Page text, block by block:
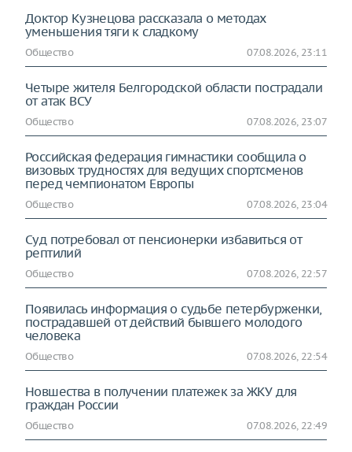
Доктор Кузнецова рассказала о методах
уменьшения тяги к сладкому
Общество 07.08.2026, 23:11
Четыре жителя Белгородской области пострадали
от атак ВСУ
Общество 07.08.2026, 23:07
Российская федерация гимнастики сообщила о
визовых трудностях для ведущих спортсменов
перед чемпионатом Европы
Общество 07.08.2026, 23:04
Суд потребовал от пенсионерки избавиться от
рептилий
Общество 07.08.2026, 22:57
Появилась информация о судьбе петербурженки,
пострадавшей от действий бывшего молодого
человека
Общество 07.08.2026, 22:54
Новшества в получении платежек за ЖКУ для
граждан России
Общество 07.08.2026, 22:49